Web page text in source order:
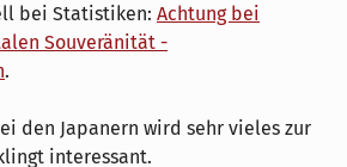
bei Statistiken: Achtung bei
Souveränität -
.
den Japanern wird sehr vieles zur
interessant.